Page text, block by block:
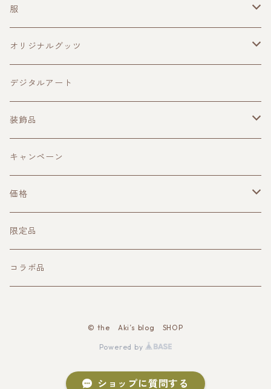
服
メンズ
レディース
オリジナルグッツ
キャップ
マスク
バック
キーケース
ネーム、IDホルダー
スマホスタンド
デジタルアート
装飾品
ピアス
ペンダント
イヤーカフ
チョーカー
キャンペーン
価格
1000円台
2000円台
限定品
コラボ品
© the Aki’s blog SHOP
Powered by
ショップに質問する